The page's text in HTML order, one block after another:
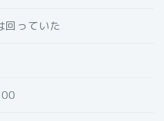
回っていた